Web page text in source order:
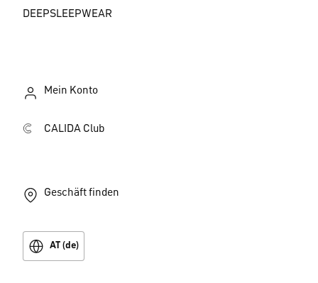
DEEPSLEEPWEAR
Mein Konto
CALIDA Club
Geschäft finden
AT (de)